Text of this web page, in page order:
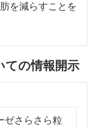
を減らすことを
ての情報開示
ゼさらさら粒